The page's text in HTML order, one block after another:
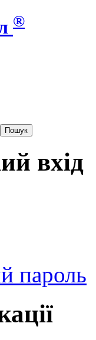
®
вхід
пароль